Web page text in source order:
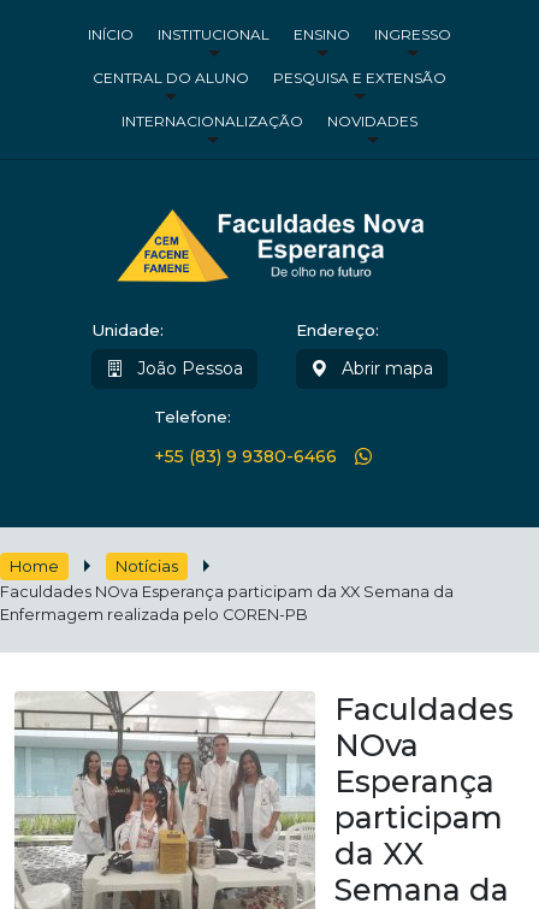
INÍCIO INSTITUCIONAL ENSINO INGRESSO
CENTRAL DO ALUNO PESQUISA E EXTENSÃO
INTERNACIONALIZAÇÃO NOVIDADES
Unidade:
João Pessoa
Endereço:
Abrir mapa
Telefone:
+55 (83) 9 9380-6466
Home
Notícias
Faculdades NOva Esperança participam da XX Semana da
Enfermagem realizada pelo COREN-PB
Faculdades
NOva
Esperança
participam
da XX
Semana da